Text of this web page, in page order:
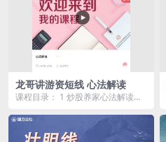
龙哥讲游资短线 心法解读
课程目录： 1 炒股养家心法解读，
读，八年...